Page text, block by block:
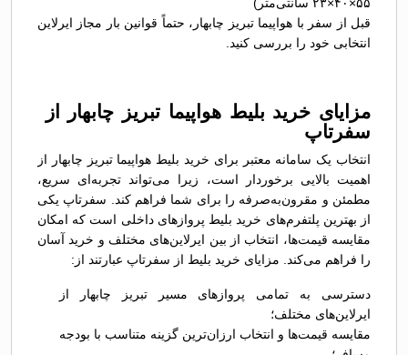
۵۵×۴۰×۲۳ سانتی‌متر)
قبل از سفر با هواپیما تبریز چابهار، حتماً قوانین بار مجاز ایرلاین
انتخابی خود را بررسی کنید.
مزایای خرید بلیط هواپیما تبریز چابهار از
سفرتاپ
انتخاب یک سامانه معتبر برای خرید بلیط هواپیما تبریز چابهار از
اهمیت بالایی برخوردار است، زیرا می‌تواند تجربه‌ای سریع،
مطمئن و مقرون‌به‌صرفه را برای شما فراهم کند. سفرتاپ یکی
از بهترین پلتفرم‌های خرید بلیط پروازهای داخلی است که امکان
مقایسه قیمت‌ها، انتخاب از بین ایرلاین‌های مختلف و خرید آسان
را فراهم می‌کند. مزایای خرید بلیط از سفرتاپ عبارتند از:
دسترسی به تمامی پروازهای مسیر تبریز چابهار از
ایرلاین‌های مختلف؛
مقایسه قیمت‌ها و انتخاب ارزان‌ترین گزینه متناسب با بودجه